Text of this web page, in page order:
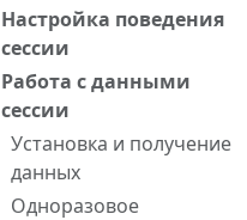
Настройка поведения
сессии
Работа с данными
сессии
Установка и получение
данных
Одноразовое